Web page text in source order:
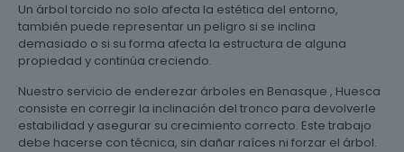
Un árbol torcido no solo afecta la estética del entorno,
también puede representar un peligro si se inclina
demasiado o si su forma afecta la estructura de alguna
propiedad y continúa creciendo.
Nuestro servicio de enderezar árboles en Benasque , Huesca
consiste en corregir la inclinación del tronco para devolverle
estabilidad y asegurar su crecimiento correcto. Este trabajo
debe hacerse con técnica, sin dañar raíces ni forzar el árbol.